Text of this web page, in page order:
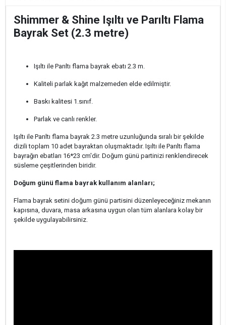
Shimmer & Shine Işıltı ve Parıltı Flama
Bayrak Set (2.3 metre)
Işıltı ile Parıltı flama bayrak ebatı 2.3 m.
Kaliteli parlak kağıt malzemeden elde edilmiştir.
Baskı kalitesi 1.sınıf.
Parlak ve canlı renkler.
Işıltı ile Parıltı flama bayrak 2.3 metre uzunluğunda sıralı bir şekilde
dizili toplam 10 adet bayraktan oluşmaktadır. Işıltı ile Parıltı flama
bayrağın ebatları 16*23 cm'dir. Doğum günü partinizi renklendirecek
süsleme çeşitlerinden biridir.
Doğum günü flama bayrak kullanım alanları;
Flama bayrak setini doğum günü partisini düzenleyeceğiniz mekanın
kapısına, duvara, masa arkasına uygun olan tüm alanlara kolay bir
şekilde uygulayabilirsiniz.